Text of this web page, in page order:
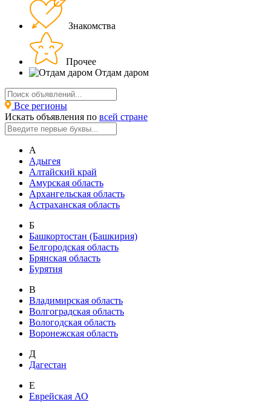
Знакомства
Прочее
Отдам даром
Все регионы
Искать объявления по всей стране
А
Адыгея
Алтайский край
Амурская область
Архангельская область
Астраханская область
Б
Башкортостан (Башкирия)
Белгородская область
Брянская область
Бурятия
В
Владимирская область
Волгоградская область
Вологодская область
Воронежская область
Д
Дагестан
Е
Еврейская АО